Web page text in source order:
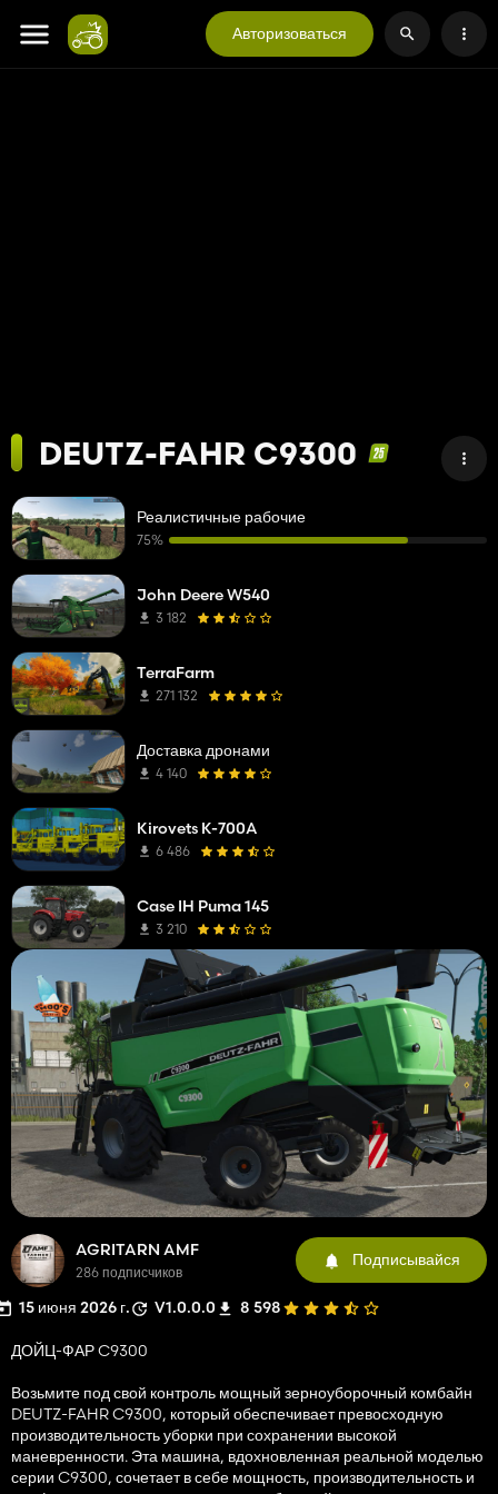
Авторизоваться
DEUTZ-FAHR C9300
AGRITARN AMF
286 подписчиков
Подписывайся
15 июня 2026 г. V1.0.0.0 8 598
ДОЙЦ-ФАР C9300
Возьмите под свой контроль мощный зерноуборочный комбайн
DEUTZ-FAHR C9300, который обеспечивает превосходную
производительность уборки при сохранении высокой
маневренности. Эта машина, вдохновленная реальной моделью
серии C9300, сочетает в себе мощность, производительность и
Реалистичные рабочие
75%
John Deere W540
3 182
TerraFarm
271 132
Доставка дронами
4 140
Kirovets K-700A
6 486
Case IH Puma 145
3 210